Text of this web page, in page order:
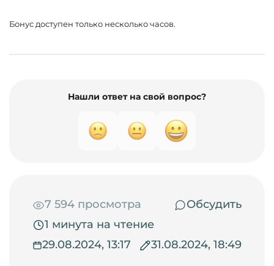
Бонус доступен только несколько часов.
Нашли ответ на свой вопрос?
7 594 просмотра
Обсудить
1 минута на чтение
29.08.2024, 13:17
31.08.2024, 18:49